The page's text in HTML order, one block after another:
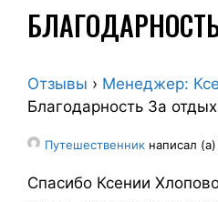
Отзывы › Менеджер:
Благодарность За отдых
Путешественник написал
Спасибо Ксении